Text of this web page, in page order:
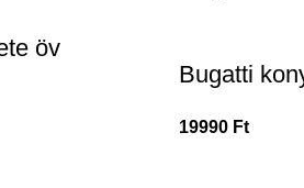
öv
Bugatti
19990 Ft